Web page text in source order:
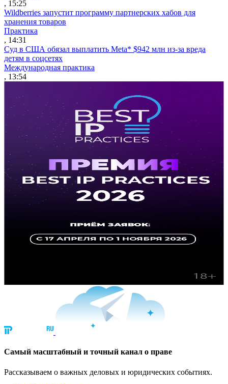
, 15:25
Wildberries запустит программу партнерских хабов для
хранения товаров
Практика
, 14:31
Суд в США обязал выплатить Meta* $942 млн из-за вреда
детям в соцсетях
Международная практика
, 13:54
Cамый масштабный и точный канал о праве
Рассказываем о важных деловых и юридических событиях.